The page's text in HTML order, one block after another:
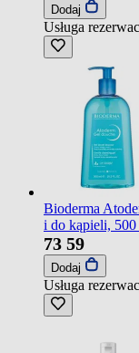
Dodaj
Usługa
Bioderma
i do kąpieli, 500
73 59
Dodaj
Usługa